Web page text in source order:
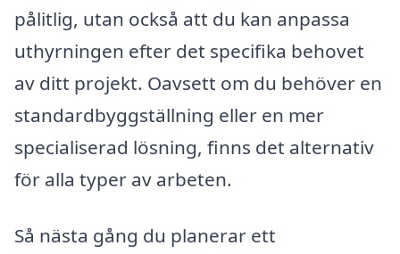
pålitlig, utan också att du kan anpassa
uthyrningen efter det specifika behovet
av ditt projekt. Oavsett om du behöver en
standardbyggställning eller en mer
specialiserad lösning, finns det alternativ
för alla typer av arbeten.
Så nästa gång du planerar ett